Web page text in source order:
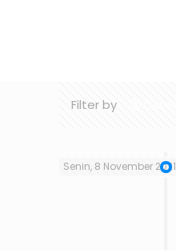
Filter by
Senin, 8 November 2021